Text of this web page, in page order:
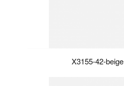
X3155-42-beige